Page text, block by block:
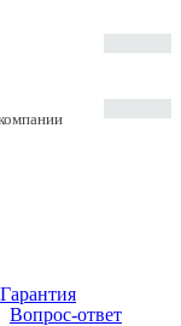
Гарантия
Вопрос-ответ